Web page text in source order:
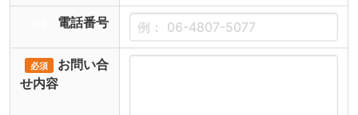
電話番号
必須
お問い合
せ内容